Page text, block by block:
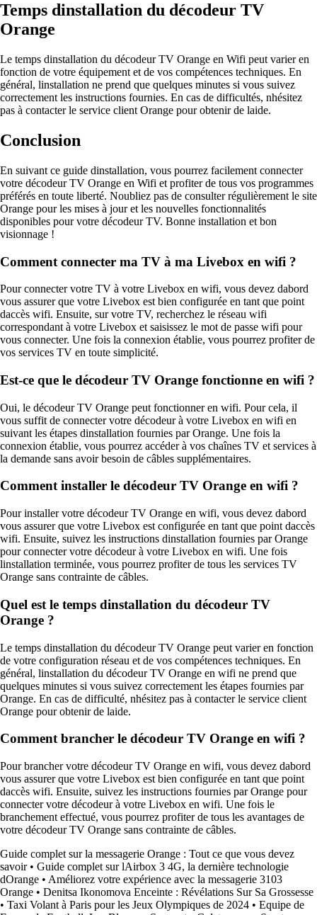
Temps dinstallation du décodeur TV
Orange
Le temps dinstallation du décodeur TV Orange en Wifi peut varier en
fonction de votre équipement et de vos compétences techniques. En
général, linstallation ne prend que quelques minutes si vous suivez
correctement les instructions fournies. En cas de difficultés, nhésitez
pas à contacter le service client Orange pour obtenir de laide.
Conclusion
En suivant ce guide dinstallation, vous pourrez facilement connecter
votre décodeur TV Orange en Wifi et profiter de tous vos programmes
préférés en toute liberté. Noubliez pas de consulter régulièrement le site
Orange pour les mises à jour et les nouvelles fonctionnalités
disponibles pour votre décodeur TV. Bonne installation et bon
visionnage !
Comment connecter ma TV à ma Livebox en wifi ?
Pour connecter votre TV à votre Livebox en wifi, vous devez dabord
vous assurer que votre Livebox est bien configurée en tant que point
daccès wifi. Ensuite, sur votre TV, recherchez le réseau wifi
correspondant à votre Livebox et saisissez le mot de passe wifi pour
vous connecter. Une fois la connexion établie, vous pourrez profiter de
vos services TV en toute simplicité.
Est-ce que le décodeur TV Orange fonctionne en wifi ?
Oui, le décodeur TV Orange peut fonctionner en wifi. Pour cela, il
vous suffit de connecter votre décodeur à votre Livebox en wifi en
suivant les étapes dinstallation fournies par Orange. Une fois la
connexion établie, vous pourrez accéder à vos chaînes TV et services à
la demande sans avoir besoin de câbles supplémentaires.
Comment installer le décodeur TV Orange en wifi ?
Pour installer votre décodeur TV Orange en wifi, vous devez dabord
vous assurer que votre Livebox est configurée en tant que point daccès
wifi. Ensuite, suivez les instructions dinstallation fournies par Orange
pour connecter votre décodeur à votre Livebox en wifi. Une fois
linstallation terminée, vous pourrez profiter de tous les services TV
Orange sans contrainte de câbles.
Quel est le temps dinstallation du décodeur TV
Orange ?
Le temps dinstallation du décodeur TV Orange peut varier en fonction
de votre configuration réseau et de vos compétences techniques. En
général, linstallation du décodeur TV Orange en wifi ne prend que
quelques minutes si vous suivez correctement les étapes fournies par
Orange. En cas de difficulté, nhésitez pas à contacter le service client
Orange pour obtenir de laide.
Comment brancher le décodeur TV Orange en wifi ?
Pour brancher votre décodeur TV Orange en wifi, vous devez dabord
vous assurer que votre Livebox est bien configurée en tant que point
daccès wifi. Ensuite, suivez les instructions fournies par Orange pour
connecter votre décodeur à votre Livebox en wifi. Une fois le
branchement effectué, vous pourrez profiter de tous les avantages de
votre décodeur TV Orange sans contrainte de câbles.
Guide complet sur la messagerie Orange : Tout ce que vous devez
savoir• Guide complet sur lAirbox 3 4G, la dernière technologie
dOrange • Améliorez votre expérience avec la messagerie 3103
Orange • Denitsa Ikonomova Enceinte : Révélations Sur Sa Grossesse
• Taxi Volant à Paris pour les Jeux Olympiques de 2024 • Equipe de